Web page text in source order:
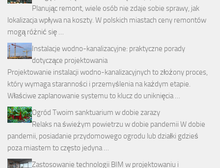
Planując remont, wiele osób nie zdaje sobie sprawy, jak
lokalizacja wpływa na koszty. W polskich miastach ceny remontów
mogą różnić się …
Instalacje wodno-kanalizacyjne: praktyczne porady
dotyczące projektowania
Projektowanie instalacji wodno-kanalizacyjnych to złożony proces,
który wymaga staranności i przemyślenia na każdym etapie.
Właściwe zaplanowanie systemu to klucz do uniknięcia …
Ogród Twoim sanktuarium w dobie zarazy
Relaks na świeżym powietrzu w dobie pandemii W dobie
pandemii, posiadanie przydomowego ogrodu lub działki gdzieś
poza miastem to często jedyna …
Zastosowanie technologii BIM w projektowaniu i